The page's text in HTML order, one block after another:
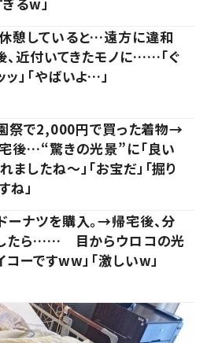
憩していると…遠方に違和
、近付いてきたモノに……「ぐ
ッ」「やばいよ…」
祭で2,000円で買った着物→
後…“驚きの光景”に「良い
ましたね～」「お宝だ」「掘り
ね」
ーナツを購入。→帰宅後、分
したら…… 目からウロコの光
コーですww」「激しいw」